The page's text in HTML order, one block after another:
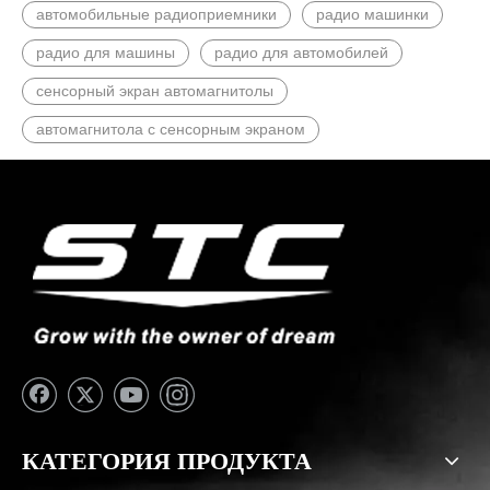
автомобильные радиоприемники радио машинки
радио для машины радио для автомобилей
сенсорный экран автомагнитолы
автомагнитола с сенсорным экраном
КАТЕГОРИЯ ПРОДУКТА